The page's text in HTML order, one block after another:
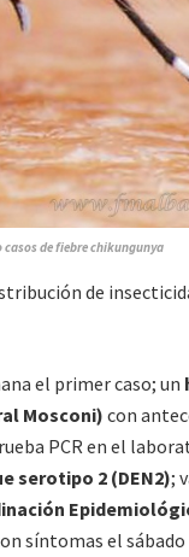
de fiebre chikungunya
de
el primer caso; un
Mosconi) con
PCR en el
serotipo 2 (DEN2);
síntomas el sábado